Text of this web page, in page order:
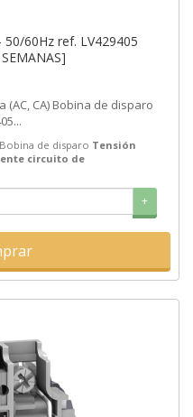
60Hz ref. LV429405
Bobina de disparo Tensión
circuito de
+